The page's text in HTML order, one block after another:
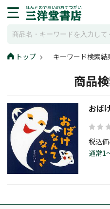
トップ キーワード検索結
商品
おば
税込
通常1